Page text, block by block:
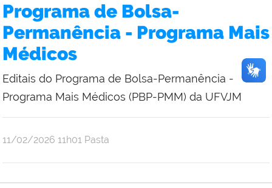
Programa de Bolsa-
Permanência - Programa Mais
Médicos
Editais do Programa de Bolsa-Permanência -
Programa Mais Médicos (PBP-PMM) da UFVJM
publicado
11/02/2026 11h01 Pasta